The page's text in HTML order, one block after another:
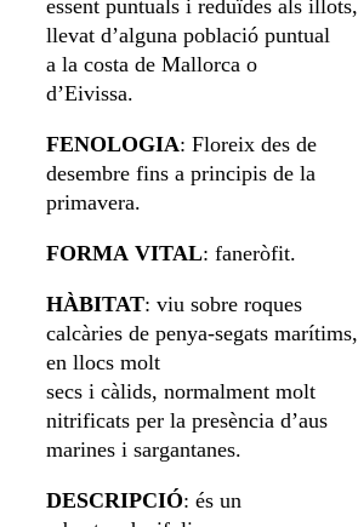
essent puntuals i reduïdes als illots,
llevat d’alguna població puntual
a la costa de Mallorca o
d’Eivissa.
FENOLOGIA: Floreix des de
desembre fins a principis de la
primavera.
FORMA VITAL: faneròfit.
HÀBITAT: viu sobre roques
calcàries de penya-segats marítims,
en llocs molt
secs i càlids, normalment molt
nitrificats per la presència d’aus
marines i sargantanes.
DESCRIPCIÓ: és un